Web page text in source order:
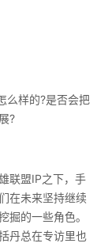
样的?是否会把
?
联盟IP之下，手
在未来坚持继续
掘的一些角色。
丹总在专访里也